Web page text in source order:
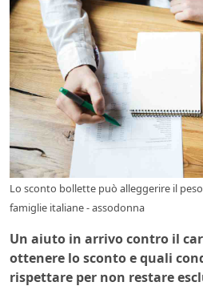
Lo sconto bollette può alleggerire il
famiglie italiane - assodonna
Un aiuto in arrivo contro il
ottenere lo sconto e quali
rispettare per non restare